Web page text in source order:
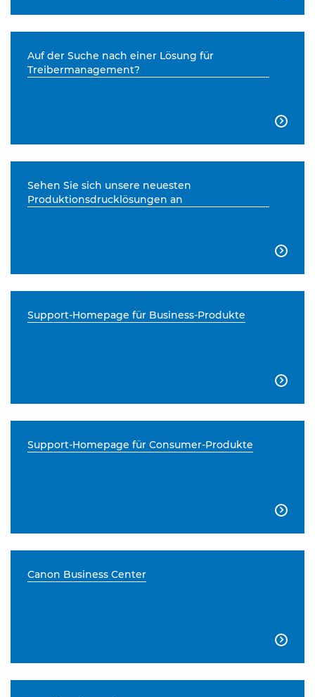
Auf der Suche nach einer Lösung für
Treibermanagement?

Sehen Sie sich unsere neuesten
Produktionsdrucklösungen an

Support-Homepage für Business-Produkte

Support-Homepage für Consumer-Produkte

Canon Business Center
